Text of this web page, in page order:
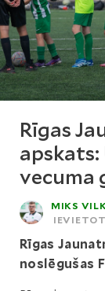
Rīgas
apskats:
vecuma
MIKS
Rīgas
noslēgušas